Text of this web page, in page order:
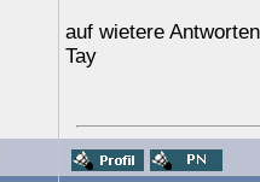
auf wietere
Tay